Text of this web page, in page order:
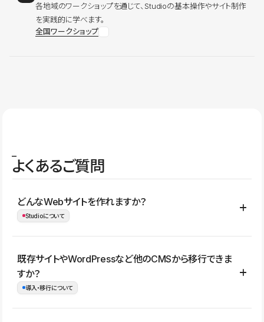
各地域のワークショップを通じて、Studioの基本操作やサイト制作
を実践的に学べます。
全国ワークショップ
よくあるご質問
どんなWebサイトを作れますか？
Studioについて
コーポレートサイト、サービスサイト、LP、採用サイト、ブロ
グ・メディア、イベントサイト、店舗・商品紹介サイト、ポートフ
ォリオなど幅広く制作できます。
既存サイトやWordPressなど他のCMSから移行できま
すか？
導入・移行について